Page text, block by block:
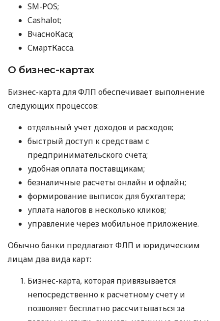
SM-POS;
Cashalot;
ВчасноКаса;
СмартКасса.
О бизнес-картах
Бизнес-карта для ФЛП обеспечивает выполнение
следующих процессов:
отдельный учет доходов и расходов;
быстрый доступ к средствам с
предпринимательского счета;
удобная оплата поставщикам;
безналичные расчеты онлайн и офлайн;
формирование выписок для бухгалтера;
уплата налогов в несколько кликов;
управление через мобильное приложение.
Обычно банки предлагают ФЛП и юридическим
лицам два вида карт:
Бизнес-карта, которая привязывается
непосредственно к расчетному счету и
позволяет бесплатно рассчитываться за